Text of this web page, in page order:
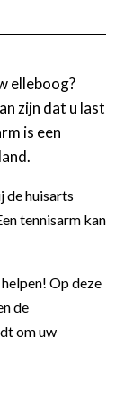
elleboog?
zijn dat u last
is een
de huisarts
tennisarm kan
Op deze
de
om uw